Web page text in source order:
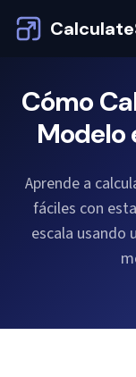
Cómo
Modelo
Aprende a
fáciles con
escala usando